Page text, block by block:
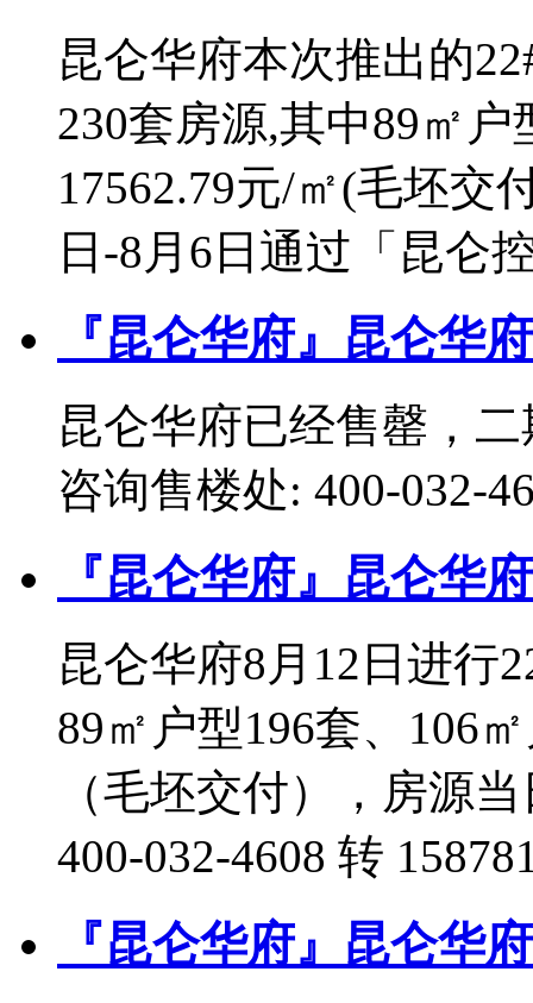
昆仑华府本次推出的
230套房源,其中89㎡
17562.79元/㎡(毛坯交
日-8月6日通过「昆仑
『昆仑华府』昆仑华
昆仑华府已经售罄，
咨询售楼处: 400-032-
『昆仑华府』昆仑华
昆仑华府8月12日进行
89㎡户型196套、106
（毛坯交付），房源
400-032-4608 转
『昆仑华府』昆仑华